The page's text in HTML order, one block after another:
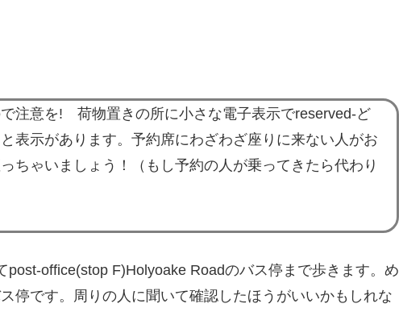
注意を! 荷物置きの所に小さな電子表示でreserved-ど
表示があります。予約席にわざわざ座りに来ない人がお
ちゃいましょう！（もし予約の人が乗ってきたら代わり
post-office(stop F)Holyoake Roadのバス停まで歩きます。め
停です。周りの人に聞いて確認したほうがいいかもしれな